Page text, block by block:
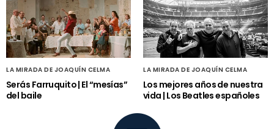
LA MIRADA DE JOAQUÍN CELMA
Serás Farruquito | El “mesías”
del baile
LA MIRADA DE JOAQUÍN CELMA
Los mejores años de nuestra
vida | Los Beatles españoles